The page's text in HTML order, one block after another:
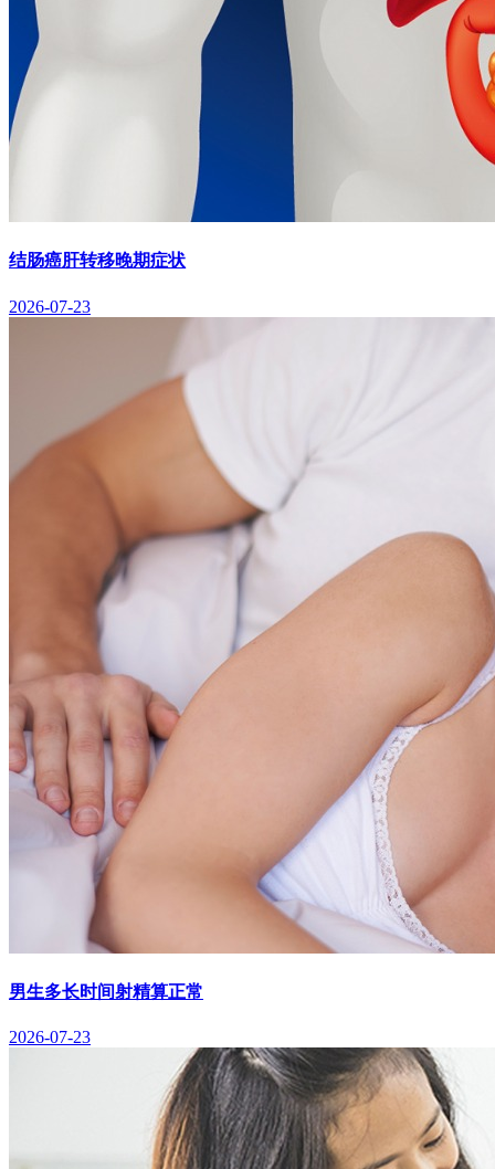
结肠癌肝转移晚期症状
2026-07-23
男生多长时间射精算正常
2026-07-23